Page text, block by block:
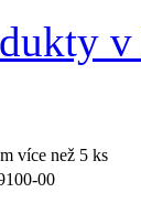
více než 5 ks
00